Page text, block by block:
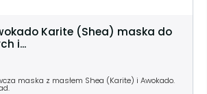
Karite (Shea) maska do
i...
maska z masłem Shea (Karite) i Awokado.